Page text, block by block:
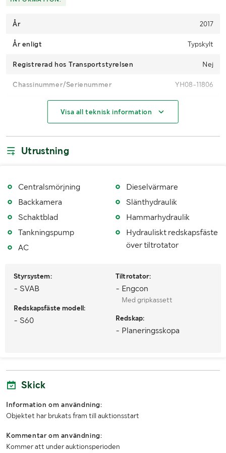
År 2017
År enligt Typskylt
Registrerad hos Transportstyrelsen Nej
Chassinummer/Serienummer YH08-11806
Drifttimmar
Bandtyp
Bandbredd (mm)
Senaste godkända besiktning 2024-06-27
Visa all teknisk information
Utrustning
Centralsmörjning
Backkamera
Schaktblad
Tankningspump
AC
Dieselvärmare
Slänthydraulik
Hammarhydraulik
Hydrauliskt redskapsfäste
över tiltrotator
Styrsystem:
- SVAB
Redskapsfäste modell:
- S60
Tiltrotator:
- Engcon
Med gripkassett
Redskap:
- Planeringsskopa
Skick
Information om användning:
Objektet har brukats fram till auktionsstart
Kommentar om användning:
Kommer att under auktionsperioden